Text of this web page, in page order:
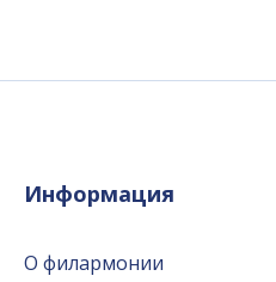
Информация
О филармонии